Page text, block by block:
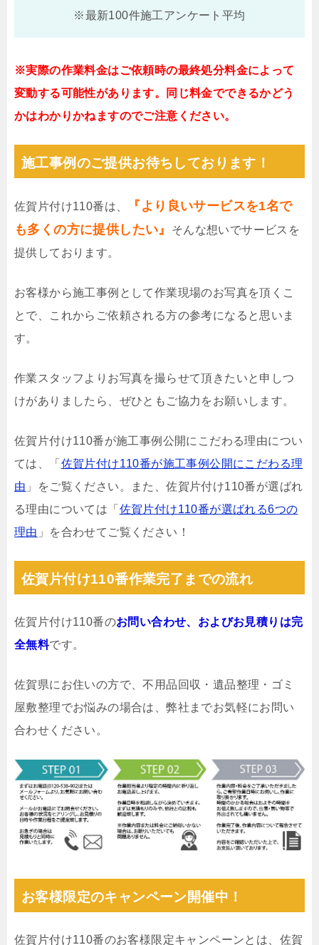
※最新100件施工アンケート平均
※実際の作業料金はご依頼時の最終処分料金によって
変動する可能性があります。同じ料金でできるかどう
かはわかりかねますのでご注意ください。
施工事例のご提供お待ちしております！
佐賀片付け110番は、
『より良いサービスを1名で
も多くの方に提供したい』
そんな想いでサービスを
提供しております。
お客様から施工事例として作業現場のお写真を頂くこ
とで、これからご依頼される方の参考になると思いま
す。
作業スタッフよりお写真を撮らせて頂きたいと申しつ
けがありましたら、ぜひともご協力をお願いします。
佐賀片付け110番が施工事例公開にこだわる理由につい
ては、「 佐賀片付け110番が施工事例公開にこだわる理
由 」をご覧ください。また、佐賀片付け110番が選ばれ
る理由については「 佐賀片付け110番が選ばれる6つの
理由 」を合わせてご覧ください！
佐賀片付け110番作業完了までの流れ
佐賀片付け110番のお問い合わせ、およびお見積りは完
全無料です。
佐賀県にお住いの方で、不用品回収・遺品整理・ゴミ
屋敷整理でお悩みの場合は、弊社までお気軽にお問い
合わせください。
お客様限定のキャンペーン開催中！
佐賀片付け110番のお客様限定キャンペーンとは、佐賀